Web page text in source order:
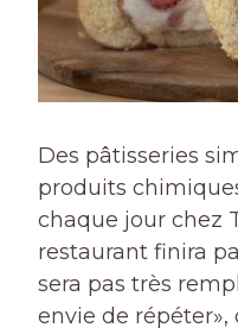
Des pâtisseries
produits
chaque jour chez
restaurant finira
sera pas très
envie de répéter»,